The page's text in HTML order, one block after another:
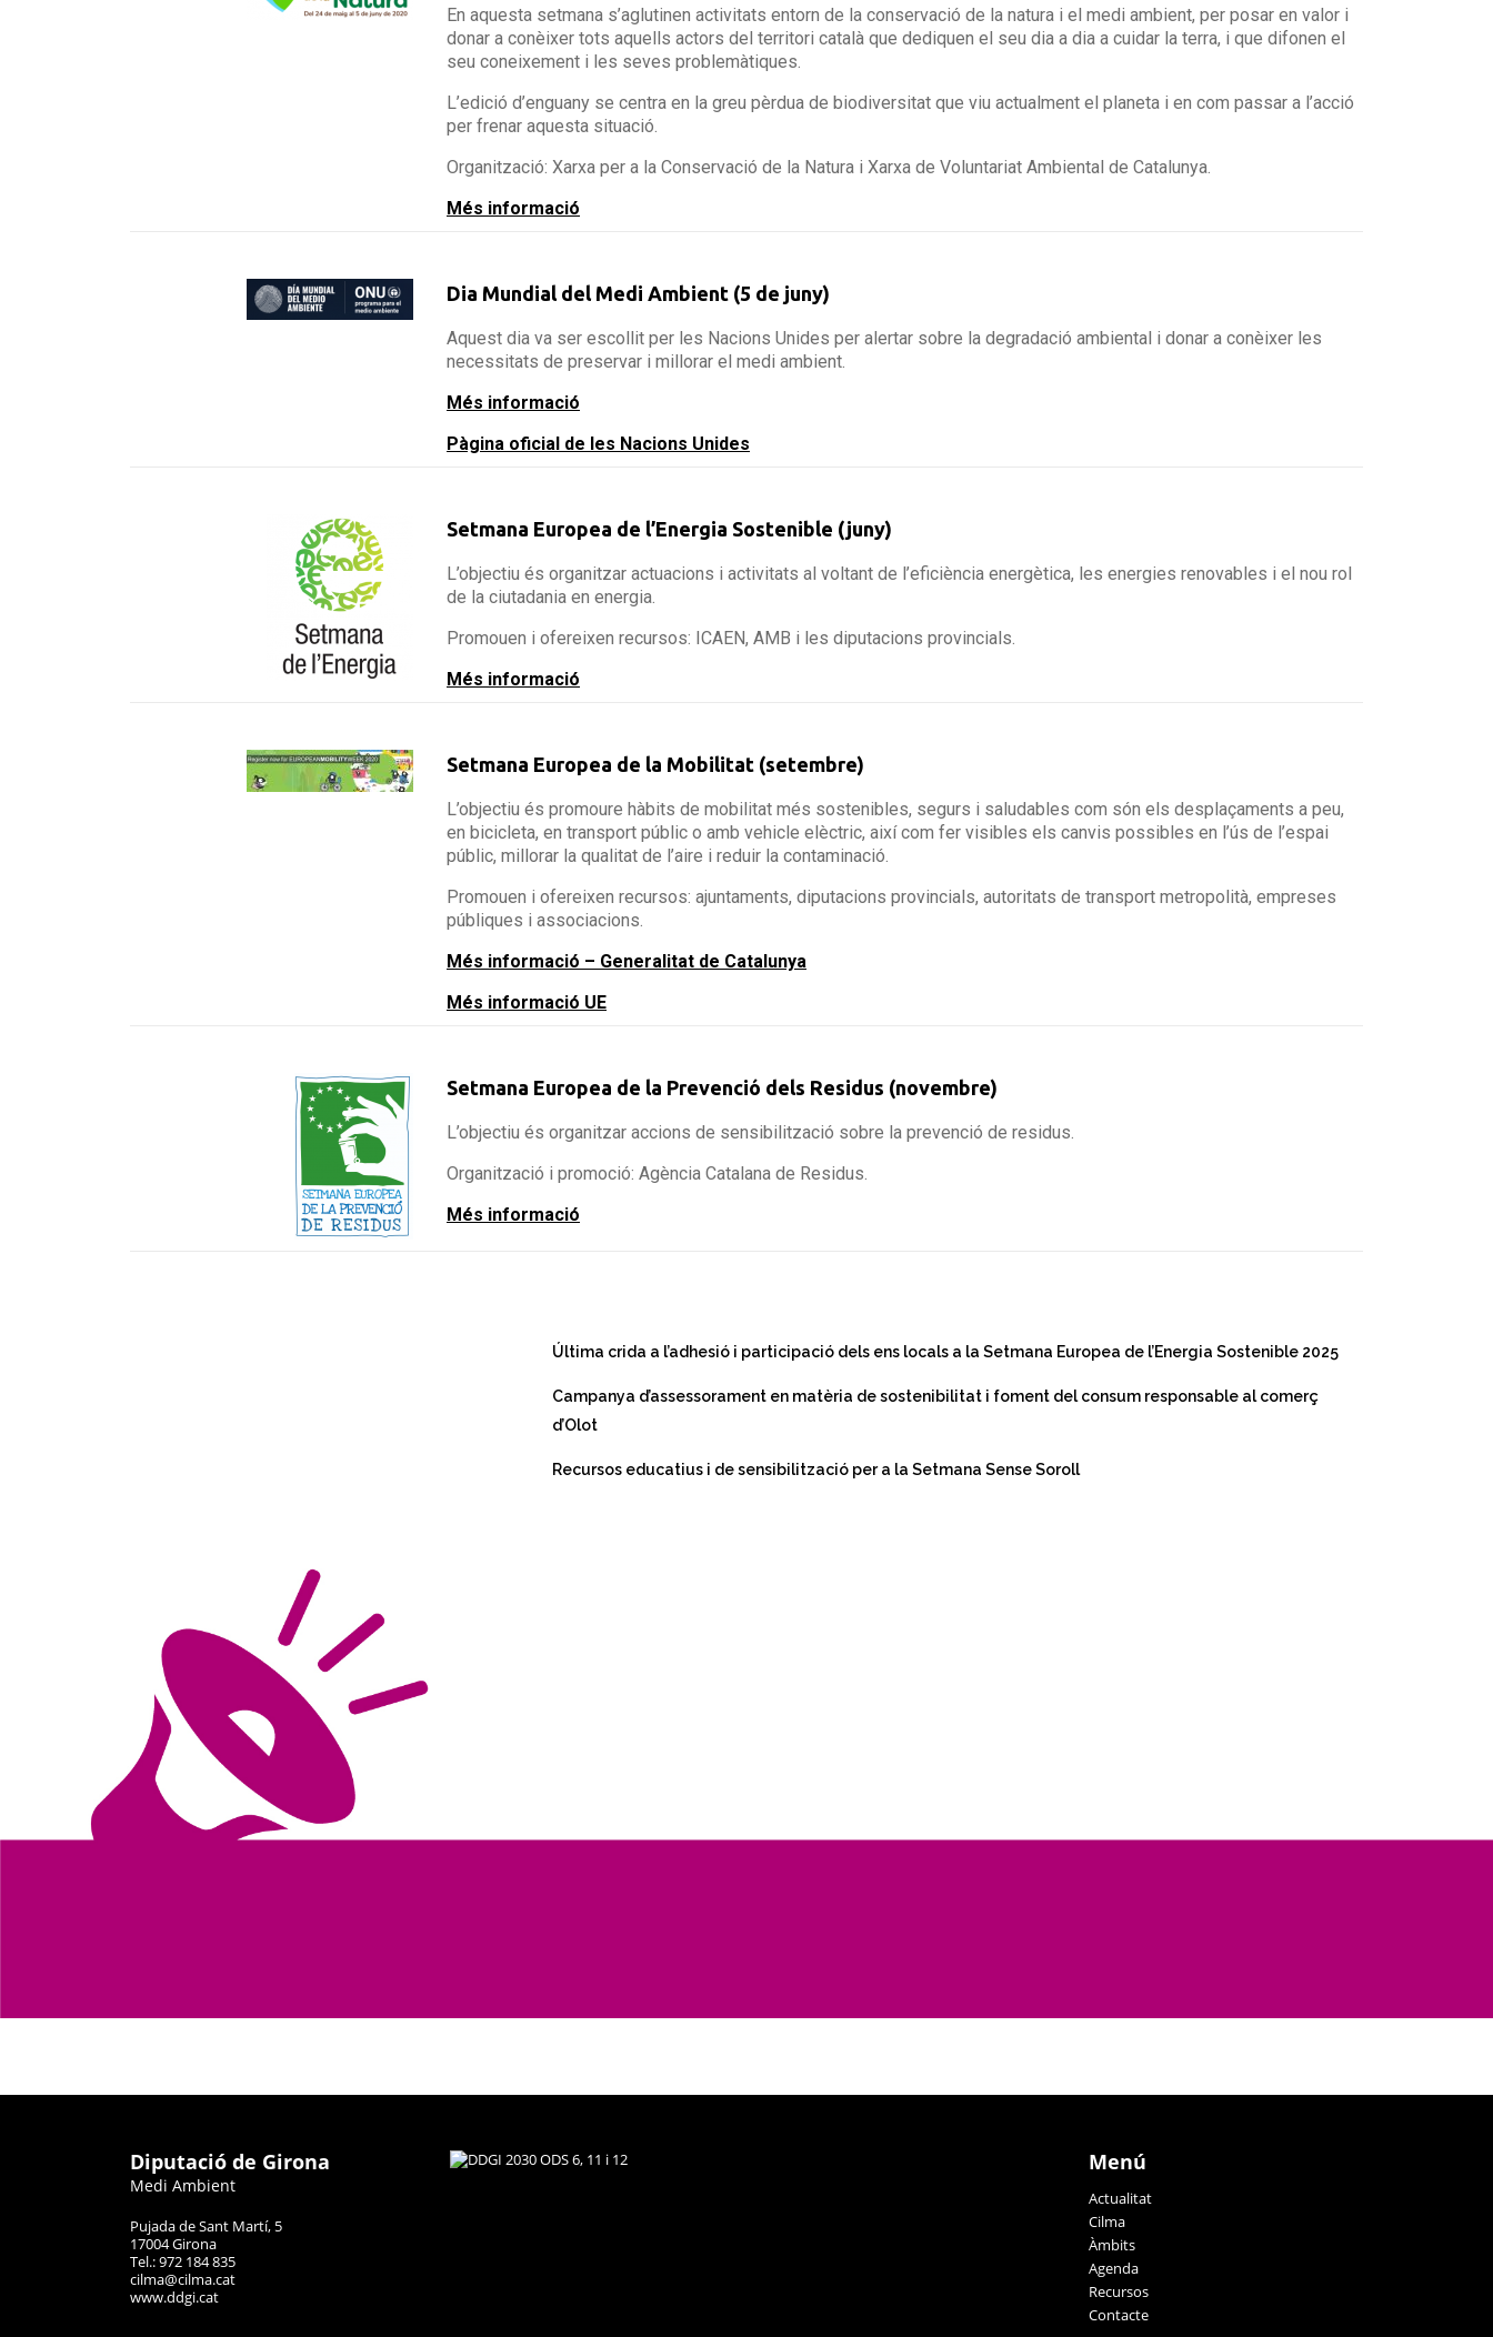
En aquesta setmana s’aglutinen activitats entorn de la conservació de la natura i el medi ambient, per posar en valor i
donar a conèixer tots aquells actors del territori català que dediquen el seu dia a dia a cuidar la terra, i que difonen el
seu coneixement i les seves problemàtiques.
L’edició d’enguany se centra en la greu pèrdua de biodiversitat que viu actualment el planeta i en com passar a l’acció
per frenar aquesta situació.
Organització: Xarxa per a la Conservació de la Natura i Xarxa de Voluntariat Ambiental de Catalunya.
Més informació
Dia Mundial del Medi Ambient (5 de juny)
Aquest dia va ser escollit per les Nacions Unides per alertar sobre la degradació ambiental i donar a conèixer les
necessitats de preservar i millorar el medi ambient.
Més informació
Pàgina oficial de les Nacions Unides
Setmana Europea de l’Energia Sostenible (juny)
L’objectiu és organitzar actuacions i activitats al voltant de l’eficiència energètica, les energies renovables i el nou rol
de la ciutadania en energia.
Promouen i ofereixen recursos: ICAEN, AMB i les diputacions provincials.
Més informació
Setmana Europea de la Mobilitat (setembre)
L’objectiu és promoure hàbits de mobilitat més sostenibles, segurs i saludables com són els desplaçaments a peu,
en bicicleta, en transport públic o amb vehicle elèctric, així com fer visibles els canvis possibles en l’ús de l’espai
públic, millorar la qualitat de l’aire i reduir la contaminació.
Promouen i ofereixen recursos: ajuntaments, diputacions provincials, autoritats de transport metropolità, empreses
públiques i associacions.
Més informació – Generalitat de Catalunya
Més informació UE
Setmana Europea de la Prevenció dels Residus (novembre)
L’objectiu és organitzar accions de sensibilització sobre la prevenció de residus.
Organització i promoció: Agència Catalana de Residus.
Més informació
Última crida a l’adhesió i participació dels ens locals a la Setmana Europea de l’Energia Sostenible 2025
Campanya d’assessorament en matèria de sostenibilitat i foment del consum responsable al comerç
d’Olot
Recursos educatius i de sensibilització per a la Setmana Sense Soroll
Diputació de Girona
Medi Ambient
Pujada de Sant Martí, 5
17004 Girona
Tel.: 972 184 835
cilma@cilma.cat
www.ddgi.cat
Menú
Actualitat
Cilma
Àmbits
Agenda
Recursos
Contacte